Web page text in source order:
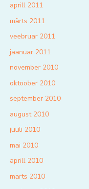
aprill 2011
märts 2011
veebruar 2011
jaanuar 2011
november 2010
oktoober 2010
september 2010
august 2010
juuli 2010
mai 2010
aprill 2010
märts 2010